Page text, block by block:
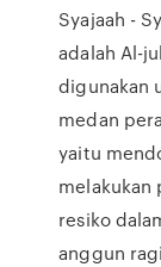
Syajaah -
adalah Al-
digunakan
medan
yaitu
melakukan
resiko
anggun